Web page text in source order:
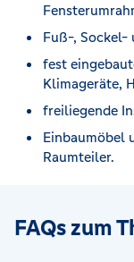
Fuß-, Sockel-
fest
Klimageräte,
freiliegende
Einbaumöbel
Raumteiler.
FAQs zum